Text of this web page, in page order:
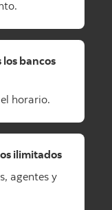
bancos
horario.
ilimitados
agentes y